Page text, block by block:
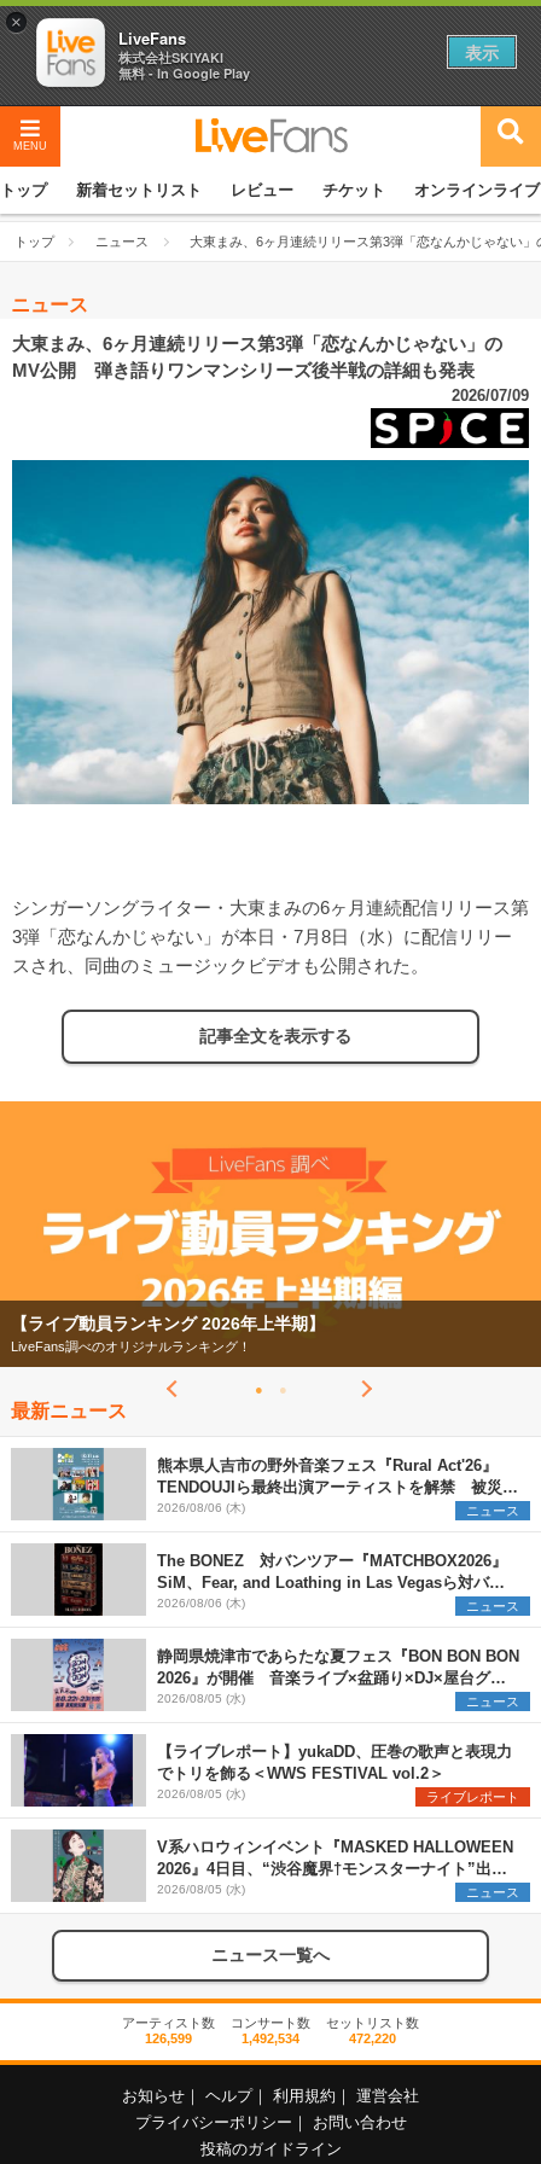
MENU
トップ 新着セットリスト レビュー チケット オンラインライブ
トップ ニュース 大東まみ、6ヶ月連続リリース第3弾「恋なんかじゃない
ニュース
大東まみ、6ヶ月連続リリース第3弾「恋なんかじゃない」の
MV公開 弾き語りワンマンシリーズ後半戦の詳細も発表
2026/07/09
シンガーソングライター・大東まみの6ヶ月連続配信リリース第
3弾「恋なんかじゃない」が本日・7月8日（水）に配信リリー
スされ、同曲のミュージックビデオも公開された。
記事全文を表示する
【ライブ動員ランキング 2026年上半期】
LiveFans調べのオリジナルランキング！
最新ニュース
熊本県人吉市の野外音楽フェス『Rural Act'26』
TENDOUJIら最終出演アーティストを解禁 被災地
支援プロジェクトの始動も発表
2026/08/06 (木) ニュース
The BONEZ 対バンツアー『MATCHBOX2026』
SiM、Fear, and Loathing in Las Vegasら対バン
アーティストを一斉解禁
2026/08/06 (木) ニュース
静岡県焼津市であらたな夏フェス『BON BON BON
2026』が開催 音楽ライブ×盆踊り×DJ×屋台グル
メ×ランタンナイトで彩る2日間
2026/08/05 (水) ニュース
【ライブレポート】yukaDD、圧巻の歌声と表現力
でトリを飾る＜WWS FESTIVAL vol.2＞
2026/08/05 (水) ライブレポート
V系ハロウィンイベント『MASKED HALLOWEEN
2026』4日目、“渋谷魔界†モンスターナイト”出演6
組を発表
2026/08/05 (水) ニュース
ニュース一覧へ
アーティスト数
126,599
コンサート数
1,492,534
セットリスト数
472,220
お知らせ ｜ ヘルプ｜ 利用規約 ｜ 運営会社
プライバシーポリシー ｜
お問い合わせ
投稿のガイドライン
×
LiveFans
株式会社SKIYAKI
無料 - In Google Play
表示